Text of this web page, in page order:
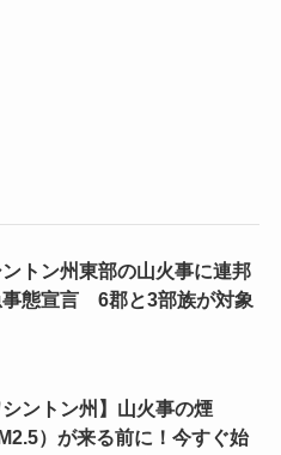
ントン州東部の山火事に連邦
事態宣言 6郡と3部族が対象
シントン州】山火事の煙
）が来る前に！今すぐ始